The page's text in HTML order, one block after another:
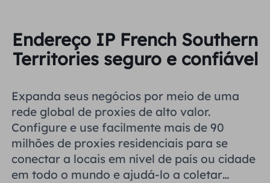
Endereço IP French Southern
Territories seguro e confiável
Expanda seus negócios por meio de uma
rede global de proxies de alto valor.
Configure e use facilmente mais de 90
milhões de proxies residenciais para se
conectar a locais em nível de país ou cidade
em todo o mundo e ajudá-lo a coletar